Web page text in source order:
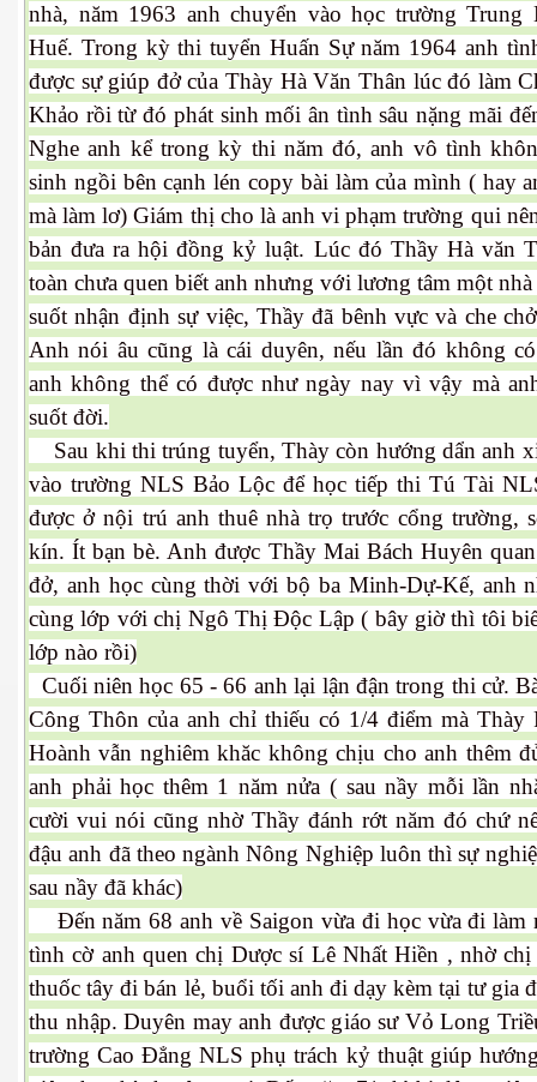
nhà, năm 1963 anh chuyển vào học trường Trung
Huế. Trong kỳ thi tuyển Huấn Sự năm 1964 anh
được sự giúp đở của Thày Hà Văn Thân lúc đó làm
Khảo rồi từ đó phát sinh mối ân tình sâu nặng mãi
Nghe anh kể trong kỳ thi năm đó, anh vô tình
sinh ngồi bên cạnh lén copy bài làm của mình ( hay
mà làm lơ) Giám thị cho là anh vi phạm trường qui
bản đưa ra hội đồng kỷ luật. Lúc đó Thầy Hà văn
toàn chưa quen biết anh nhưng với lương tâm một nhà
suốt nhận định sự việc, Thầy đã bênh vực và che
Anh nói âu cũng là cái duyên, nếu lần đó không
anh không thể có được như ngày nay vì vậy mà
suốt đời.
Sau khi thi trúng tuyển, Thày còn hướng dẩn anh
vào trường NLS Bảo Lộc để học tiếp thi Tú Tài
được ở nội trú anh thuê nhà trọ trước cổng trường,
kín. Ít bạn bè. Anh được Thầy Mai Bách Huyên
đở, anh học cùng thời với bộ ba Minh-Dự-Kế, anh
cùng lớp với chị Ngô Thị Độc Lập ( bây giờ thì tôi
lớp nào rồi)
Cuối niên học 65 - 66 anh lại lận đận trong thi cử.
Công Thôn của anh chỉ thiếu có 1/4 điểm mà Thày
Hoành vẫn nghiêm khăc không chịu cho anh thêm
anh phải học thêm 1 năm nửa ( sau nầy mỗi lần
cười vui nói cũng nhờ Thầy đánh rớt năm đó chứ
đậu anh đã theo ngành Nông Nghiệp luôn thì sự
sau nầy đã khác)
Đến năm 68 anh về Saigon vừa đi học vừa đi làm
tình cờ anh quen chị Dược sí Lê Nhất Hiền , nhờ chị
thuốc tây đi bán lẻ, buổi tối anh đi dạy kèm tại tư gia
thu nhập. Duyên may anh được giáo sư Vỏ Long
trường Cao Đẳng NLS phụ trách kỷ thuật giúp
Hạng